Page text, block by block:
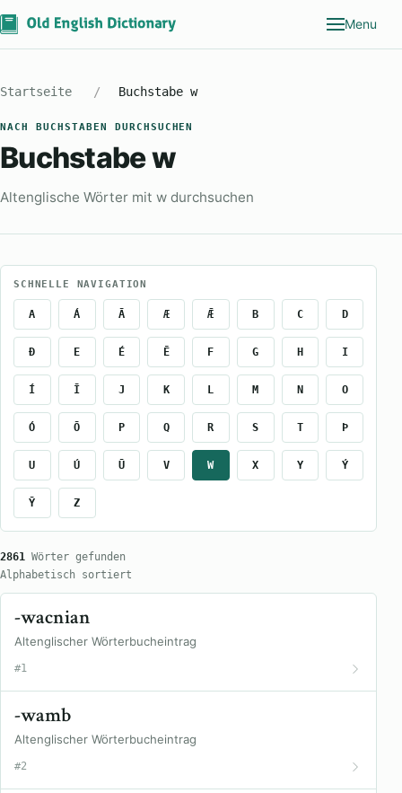
Menu
Startseite Buchstabe w
NACH BUCHSTABEN DURCHSUCHEN
Buchstabe w
Altenglische Wörter mit w durchsuchen
SCHNELLE NAVIGATION
A Á Ā Æ Ǣ B C D
Ð E É Ē F G H I
Í Ī J K L M N O
Ó Ō P Q R S T Þ
U Ú Ū V W X Y Ý
Ȳ Z
2861 Wörter gefunden
Alphabetisch sortiert
-wacnian
Altenglischer Wörterbucheintrag
#1
-wamb
Altenglischer Wörterbucheintrag
#2